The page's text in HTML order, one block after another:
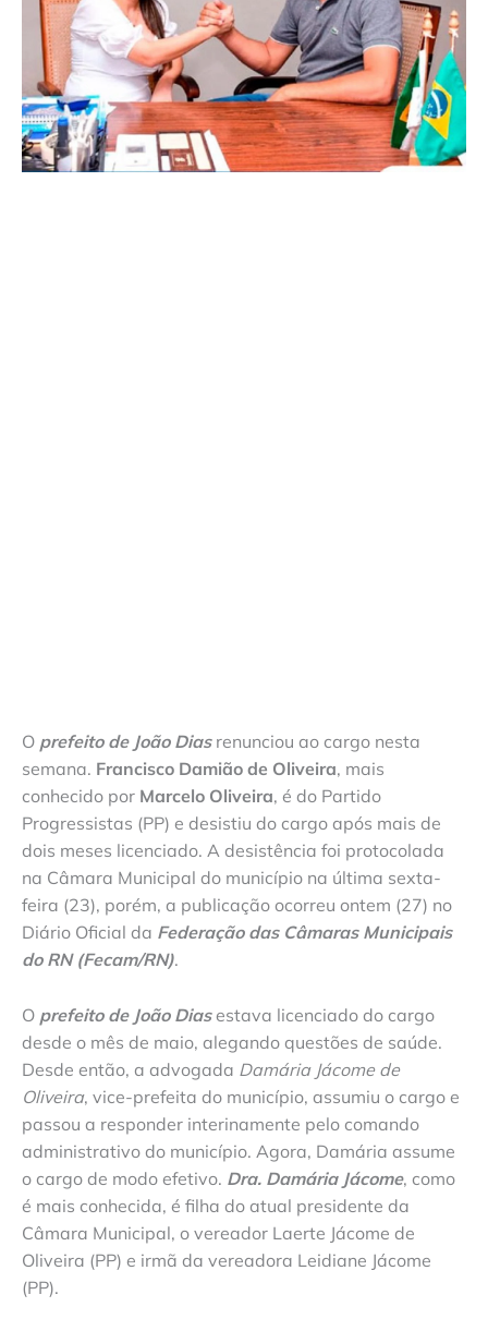
O prefeito de João Diasrenunciou ao cargo nesta
semana. Francisco Damião de Oliveira, mais
conhecido por Marcelo Oliveira, é do Partido
Progressistas (PP) e desistiu do cargo após mais de
dois meses licenciado. A desistência foi protocolada
na Câmara Municipal do município na última sexta-
feira (23), porém, a publicação ocorreu ontem (27) no
Diário Oficial da Federação das Câmaras Municipais
do RN (Fecam/RN).
O prefeito de João Diasestava licenciado do cargo
desde o mês de maio, alegando questões de saúde.
Desde então, a advogada Damária Jácome de
Oliveira, vice-prefeita do município, assumiu o cargo e
passou a responder interinamente pelo comando
administrativo do município. Agora, Damária assume
o cargo de modo efetivo. Dra. Damária Jácome, como
é mais conhecida, é filha do atual presidente da
Câmara Municipal, o vereador Laerte Jácome de
Oliveira (PP) e irmã da vereadora Leidiane Jácome
(PP).